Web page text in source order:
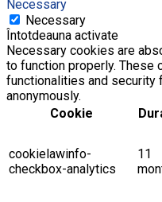
Necessary
Necessary
Întotdeauna activate
Necessary cookies are
to function properly. These
functionalities and
anonymously.
Cookie
cookielawinfo-
checkbox-analytics
11